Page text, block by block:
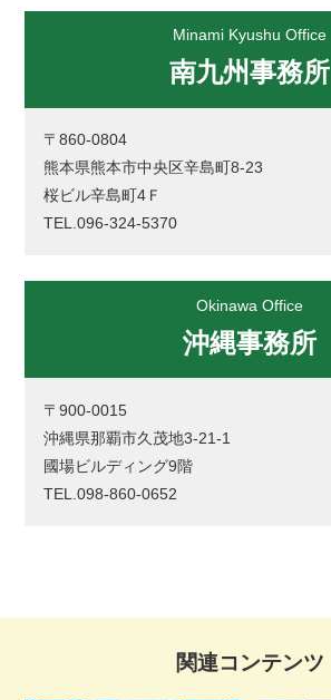
Minami Kyushu Office
南九州事務所
〒860-0804
熊本県熊本市中央区辛島町8-23
桜ビル辛島町4Ｆ
TEL.096-324-5370
Okinawa Office
沖縄事務所
〒900-0015
沖縄県那覇市久茂地3-21-1
國場ビルディング9階
TEL.098-860-0652
関連コンテンツ